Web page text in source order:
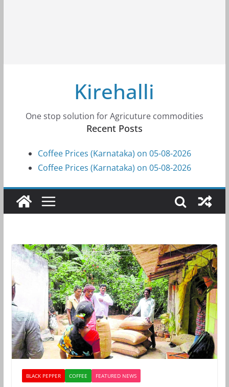
Kirehalli
One stop solution for Agricuture commodities
Recent Posts
Coffee Prices (Karnataka) on 05-08-2026
Coffee Prices (Karnataka) on 05-08-2026
BLACK PEPPER COFFEE FEATURED NEWS